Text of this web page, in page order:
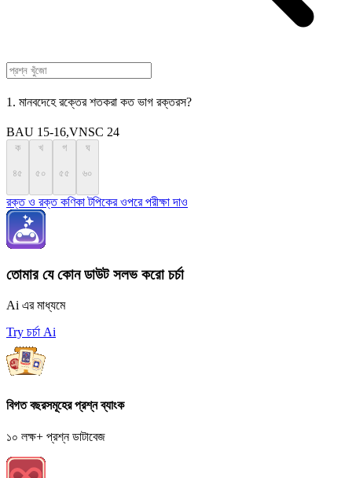
1. মানবদেহে রক্তের শতকরা কত ভাগ রক্তরস?
BAU 15-16,VNSC 24
ক
৪৫
খ
৫০
গ
৫৫
ঘ
৬০
রক্ত ও রক্ত কণিকা টপিকের ওপরে পরীক্ষা দাও
তোমার যে কোন ডাউট সলভ করো চর্চা
Ai এর মাধ্যমে
Try চর্চা Ai
বিগত বছরসমূহের প্রশ্ন ব্যাংক
১০ লক্ষ+ প্রশ্ন ডাটাবেজ